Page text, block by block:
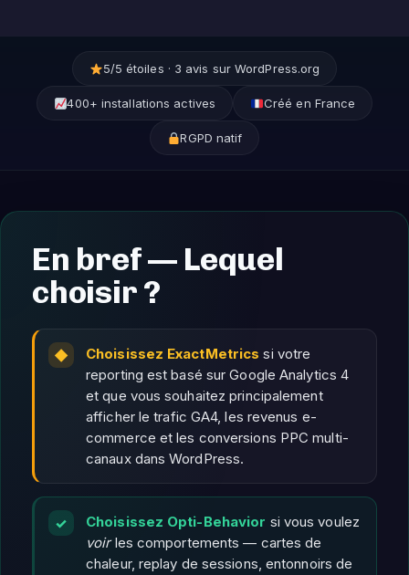
5/5 étoiles · 3 avis sur WordPress.org
400+ installations actives Créé en France
RGPD natif
En bref — Lequel
choisir ?
Choisissez ExactMetrics si votre
reporting est basé sur Google Analytics 4
et que vous souhaitez principalement
afficher le trafic GA4, les revenus e-
commerce et les conversions PPC multi-
canaux dans WordPress.
Choisissez Opti-Behavior si vous voulez
voirles comportements — cartes de
chaleur, replay de sessions, entonnoirs de